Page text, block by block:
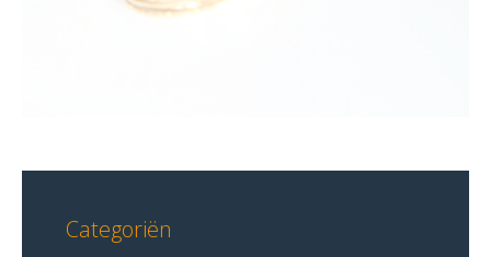
Categoriën